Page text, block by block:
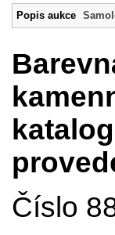
Popis aukce
Číslo